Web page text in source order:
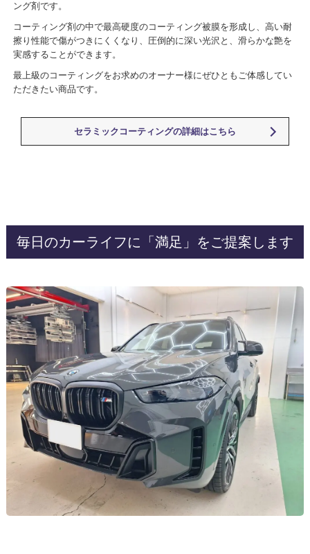
ング剤です。
コーティング剤の中で最高硬度のコーティング被膜を形成し、高い耐
擦り性能で傷がつきにくくなり、圧倒的に深い光沢と、滑らかな艶を
実感することができます。
最上級のコーティングをお求めのオーナー様にぜひともご体感してい
ただきたい商品です。
セラミックコーティングの詳細はこちら
毎日のカーライフに「満足」をご提案します